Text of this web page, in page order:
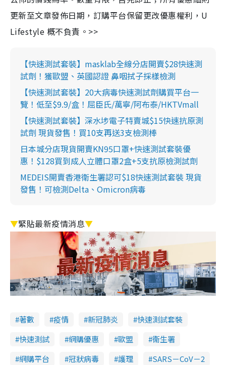
更新至文章發佈日期，訂購平台保留更改優惠權利，U
Lifestyle 概不負責。>>
【快速測試套裝】masklab全線分店開賣$28快速測
試劑！獲歐盟、英國認證 鼻咽拭子採樣檢測
【快速測試套裝】20大病毒快速測試劑購買平台一
覽！低至$9.9/盒！屈臣氏/萬寧/阿布泰/HKTVmall
【快速測試套裝】深水埗電子特賣城$15快速抗原測
試劑 現貨發售！買10支再送3支檢測棒
日本城分店現貨開賣KN95口罩+快速測試套裝優
惠！$128買到成人立體口罩2盒+5支抗原檢測試劑
MEDEIS開賣香港衛生署認可$18快速測試套裝 現貨
發售！可檢測Delta、Omicron病毒
▼緊貼最新疫情消息▼
著數 疫情 新冠肺炎
快速測試套裝
快速測試
網購優惠 歐盟
衞生署
網購平台
冠狀病毒 護理 SARS－CoV－2